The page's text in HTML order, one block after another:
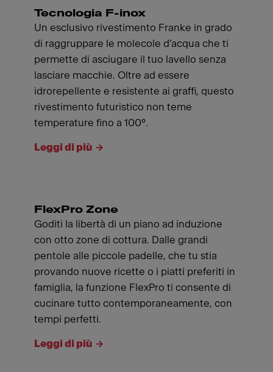
Tecnologia F-inox
Un esclusivo rivestimento Franke in grado
di raggruppare le molecole d’acqua che ti
permette di asciugare il tuo lavello senza
lasciare macchie. Oltre ad essere
idrorepellente e resistente ai graffi, questo
rivestimento futuristico non teme
temperature fino a 100°.
Leggi di più
FlexPro Zone
Goditi la libertà di un piano ad induzione
con otto zone di cottura. Dalle grandi
pentole alle piccole padelle, che tu stia
provando nuove ricette o i piatti preferiti in
famiglia, la funzione FlexPro ti consente di
cucinare tutto contemporaneamente, con
tempi perfetti.
Leggi di più